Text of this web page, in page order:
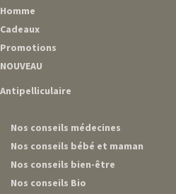
Homme
Cadeaux
Promotions
NOUVEAU
Antipelliculaire
Nos conseils médecines
Nos conseils bébé et maman
Nos conseils bien-être
Nos conseils Bio